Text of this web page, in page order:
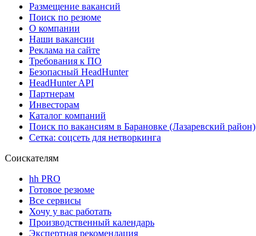
Размещение вакансий
Поиск по резюме
О компании
Наши вакансии
Реклама на сайте
Требования к ПО
Безопасный HeadHunter
HeadHunter API
Партнерам
Инвесторам
Каталог компаний
Поиск по вакансиям в Барановке (Лазаревский район)
Сетка: соцсеть для нетворкинга
Соискателям
hh PRO
Готовое резюме
Все сервисы
Хочу у вас работать
Производственный календарь
Экспертная рекомендация